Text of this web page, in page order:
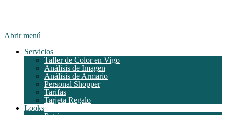
Abrir menú
Servicios
Taller de Color en Vigo
Análisis de Imagen
Análisis de Armario
Personal Shopper
Tarifas
Tarjeta Regalo
Looks